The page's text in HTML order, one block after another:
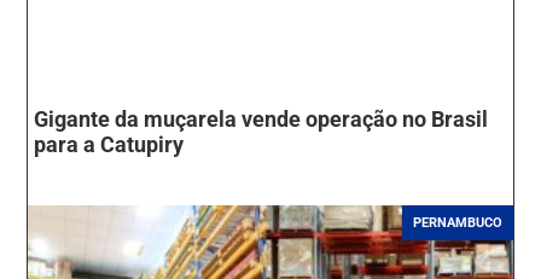
Gigante da muçarela vende operação no Brasil
para a Catupiry
PERNAMBUCO